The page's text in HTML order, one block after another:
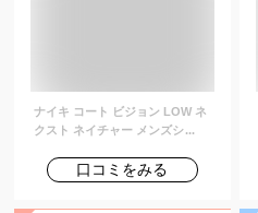
ナイキ コート ビジョン LOW ネ
クスト ネイチャー メンズシュー
カー ローカット ライフスタイル
カジュアル 親子コーデ 通勤 通学
口コミをみる